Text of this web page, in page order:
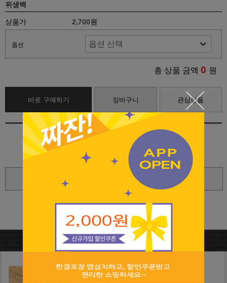
위생백
상품가 2,700원
옵션
총 상품 금액 0 원
바로 구매하기 장바구니 관심상품
상세 정보를 확대해 보실 수 있습니다